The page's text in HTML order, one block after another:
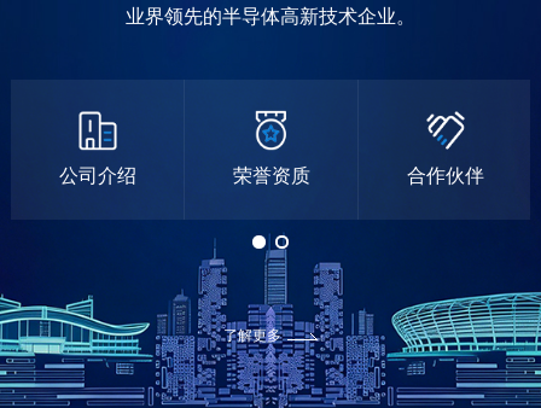
业界领先的半导体高新技术企业。
公司介绍 荣誉资质 合作伙伴
了解更多